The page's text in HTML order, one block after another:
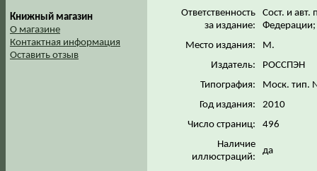
Книжный магазин
О магазине
Контактная информация
Оставить отзыв
Ответственность
за издание:
Сост. и
Место издания:
М.
Издатель:
РОССПЭН
Типография:
Моск. тип.
Год издания:
2010
Число страниц:
496
Наличие
иллюстраций:
да